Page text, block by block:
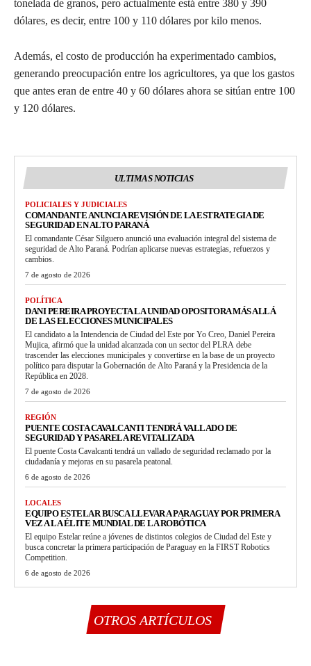
tonelada de granos, pero actualmente está entre 380 y 390
dólares, es decir, entre 100 y 110 dólares por kilo menos.
Además, el costo de producción ha experimentado cambios,
generando preocupación entre los agricultores, ya que los gastos
que antes eran de entre 40 y 60 dólares ahora se sitúan entre 100
y 120 dólares.
ULTIMAS NOTICIAS
POLICIALES Y JUDICIALES
COMANDANTE ANUNCIA REVISIÓN DE LA ESTRATEGIA DE
SEGURIDAD EN ALTO PARANÁ
El comandante César Silguero anunció una evaluación integral del sistema de
seguridad de Alto Paraná. Podrían aplicarse nuevas estrategias, refuerzos y
cambios.
7 de agosto de 2026
POLÍTICA
DANI PEREIRA PROYECTA LA UNIDAD OPOSITORA MÁS ALLÁ
DE LAS ELECCIONES MUNICIPALES
El candidato a la Intendencia de Ciudad del Este por Yo Creo, Daniel Pereira
Mujica, afirmó que la unidad alcanzada con un sector del PLRA debe
trascender las elecciones municipales y convertirse en la base de un proyecto
político para disputar la Gobernación de Alto Paraná y la Presidencia de la
República en 2028.
7 de agosto de 2026
REGIÓN
PUENTE COSTA CAVALCANTI TENDRÁ VALLADO DE
SEGURIDAD Y PASARELA REVITALIZADA
El puente Costa Cavalcanti tendrá un vallado de seguridad reclamado por la
ciudadanía y mejoras en su pasarela peatonal.
6 de agosto de 2026
LOCALES
EQUIPO ESTELAR BUSCA LLEVAR A PARAGUAY POR PRIMERA
VEZ A LA ÉLITE MUNDIAL DE LA ROBÓTICA
El equipo Estelar reúne a jóvenes de distintos colegios de Ciudad del Este y
busca concretar la primera participación de Paraguay en la FIRST Robotics
Competition.
6 de agosto de 2026
OTROS ARTÍCULOS